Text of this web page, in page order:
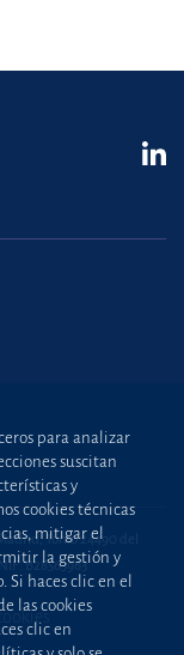
Tomo 24490 del
B28563963
para analizar
suscitan
y
cookies técnicas
mitigar el
la gestión y
Si haces clic en el
las cookies
clic en